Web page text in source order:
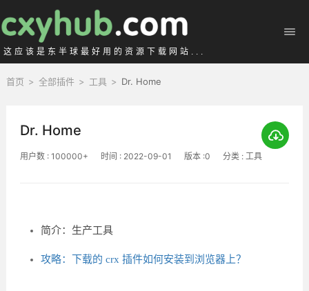
这应该是东半球最好用的资源下载网站...
首页 > 全部插件 > 工具 > Dr. Home
Dr. Home
用户数 : 100000+ 时间 : 2022-09-01 版本 :0 分类 : 工具
简介：生产工具
攻略：下载的 crx 插件如何安装到浏览器上？